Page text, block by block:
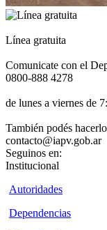
Línea gratuita
Comunicate con el
0800-888 4278
de lunes a viernes de
También podés
contacto@iapv.gob.ar
Seguinos en:
Institucional
Autoridades
Dependencias